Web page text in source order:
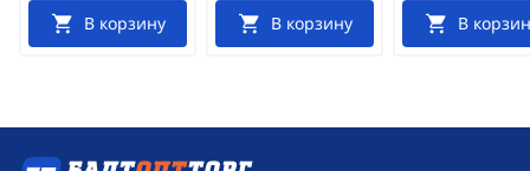
В корзину В корзину В